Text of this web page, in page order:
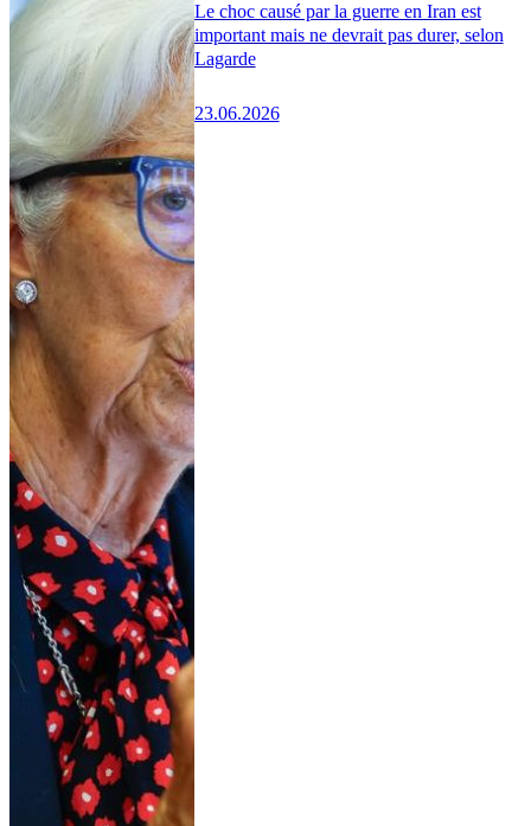
Le choc causé par la guerre en Iran est
important mais ne devrait pas durer, selon
Lagarde
23.06.2026